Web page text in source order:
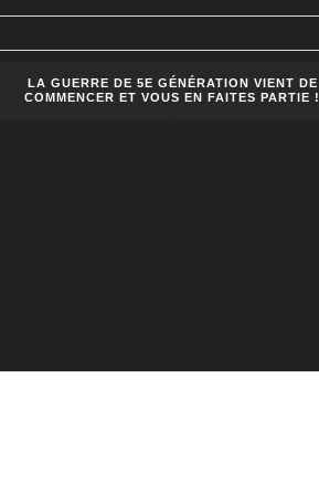
LA GUERRE DE 5E GÉNÉRATION VIENT DE
COMMENCER ET VOUS EN FAITES PARTIE !